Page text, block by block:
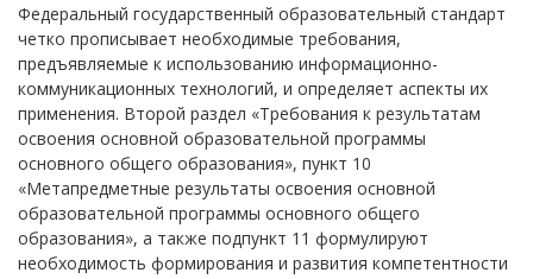
Федеральный государственный образовательный стандарт
четко прописывает необходимые требования,
предъявляемые к использованию информационно-
коммуникационных технологий, и определяет аспекты их
применения. Второй раздел «Требования к результатам
освоения основной образовательной программы
основного общего образования», пункт 10
«Метапредметные результаты освоения основной
образовательной программы основного общего
образования», а также подпункт 11 формулируют
необходимость формирования и развития компетентности